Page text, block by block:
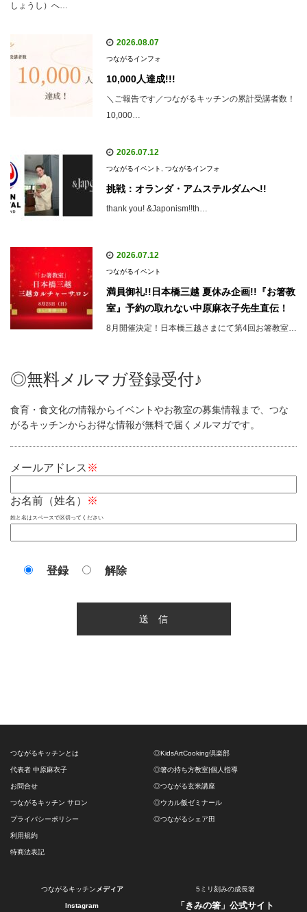
しょうし）へ…
2026.08.07
つながるインフォ
10,000人達成!!!
＼ご報告です／つながるキッチンの累計受講者数！
10,000…
2026.07.12
つながるイベント つながるインフォ
挑戦：オランダ・アムステルダムへ!!
thank you! &Japonism!!th…
2026.07.12
つながるイベント
満員御礼!!日本橋三越 夏休み企画!!『お箸教
室』予約の取れない中原麻衣子先生直伝！
8月開催決定！日本橋三越さまにて第4回お箸教室…
◎無料メルマガ登録受付♪
食育・食文化の情報からイベントやお教室の募集情報まで、つな
がるキッチンからお得な情報が無料で届くメルマガです。
メールアドレス ※
お名前（姓名） ※
姓と名はスペースで区切ってください
登録 解除
つながるキッチンとは
代表者 中原麻衣子
お問合せ
つながるキッチン サロン
プライバシーポリシー
利用規約
特商法表記
◎KidsArtCooking倶楽部
◎箸の持ち方教室|個人指導
◎つながる玄米講座
◎ウカル飯ゼミナール
◎つながるシェア田
つながるキッチン メディア
Instagram
5ミリ刻みの成長箸
「きみの箸」公式サイト